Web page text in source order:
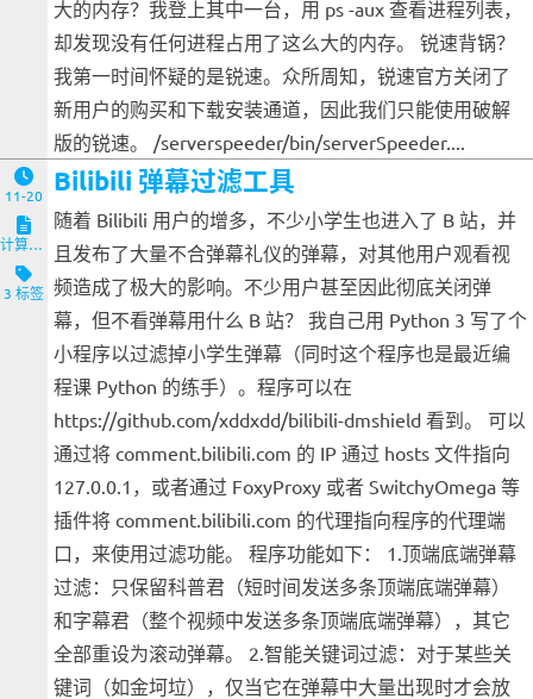
大的内存？我登上其中一台，用 ps -aux 查看进程列表，
却发现没有任何进程占用了这么大的内存。 锐速背锅？
我第一时间怀疑的是锐速。众所周知，锐速官方关闭了
新用户的购买和下载安装通道，因此我们只能使用破解
版的锐速。 /serverspeeder/bin/serverSpeeder....
11-20
计算机与客户端
3 标签
Bilibili 弹幕过滤工具
随着 Bilibili 用户的增多，不少小学生也进入了 B 站，并
且发布了大量不合弹幕礼仪的弹幕，对其他用户观看视
频造成了极大的影响。不少用户甚至因此彻底关闭弹
幕，但不看弹幕用什么 B 站？ 我自己用 Python 3 写了个
小程序以过滤掉小学生弹幕（同时这个程序也是最近编
程课 Python 的练手）。程序可以在
https://github.com/xddxdd/bilibili-dmshield 看到。 可以
通过将 comment.bilibili.com 的 IP 通过 hosts 文件指向
127.0.0.1，或者通过 FoxyProxy 或者 SwitchyOmega 等
插件将 comment.bilibili.com 的代理指向程序的代理端
口，来使用过滤功能。 程序功能如下： 1.顶端底端弹幕
过滤：只保留科普君（短时间发送多条顶端底端弹幕）
和字幕君（整个视频中发送多条顶端底端弹幕），其它
全部重设为滚动弹幕。 2.智能关键词过滤：对于某些关
键词（如金坷垃），仅当它在弹幕中大量出现时才会放